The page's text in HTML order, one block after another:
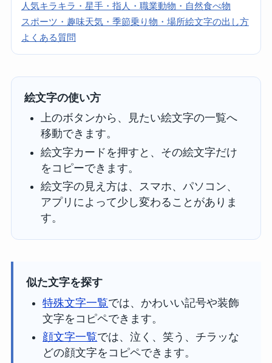
人気キラキラ・星手・指 人・職業動物・自然食べ物
スポーツ・趣味天気・季節乗り物・場所絵文字の出し方
よくある質問
絵文字の使い方
上のボタンから、見たい絵文字の一覧へ
移動できます。
絵文字カードを押すと、その絵文字だけ
をコピーできます。
絵文字の見え方は、スマホ、パソコン、
アプリによって少し変わることがありま
す。
似た文字を探す
特殊文字一覧では、かわいい記号や装飾
文字をコピペできます。
顔文字一覧では、泣く、笑う、チラッな
どの顔文字をコピペできます。